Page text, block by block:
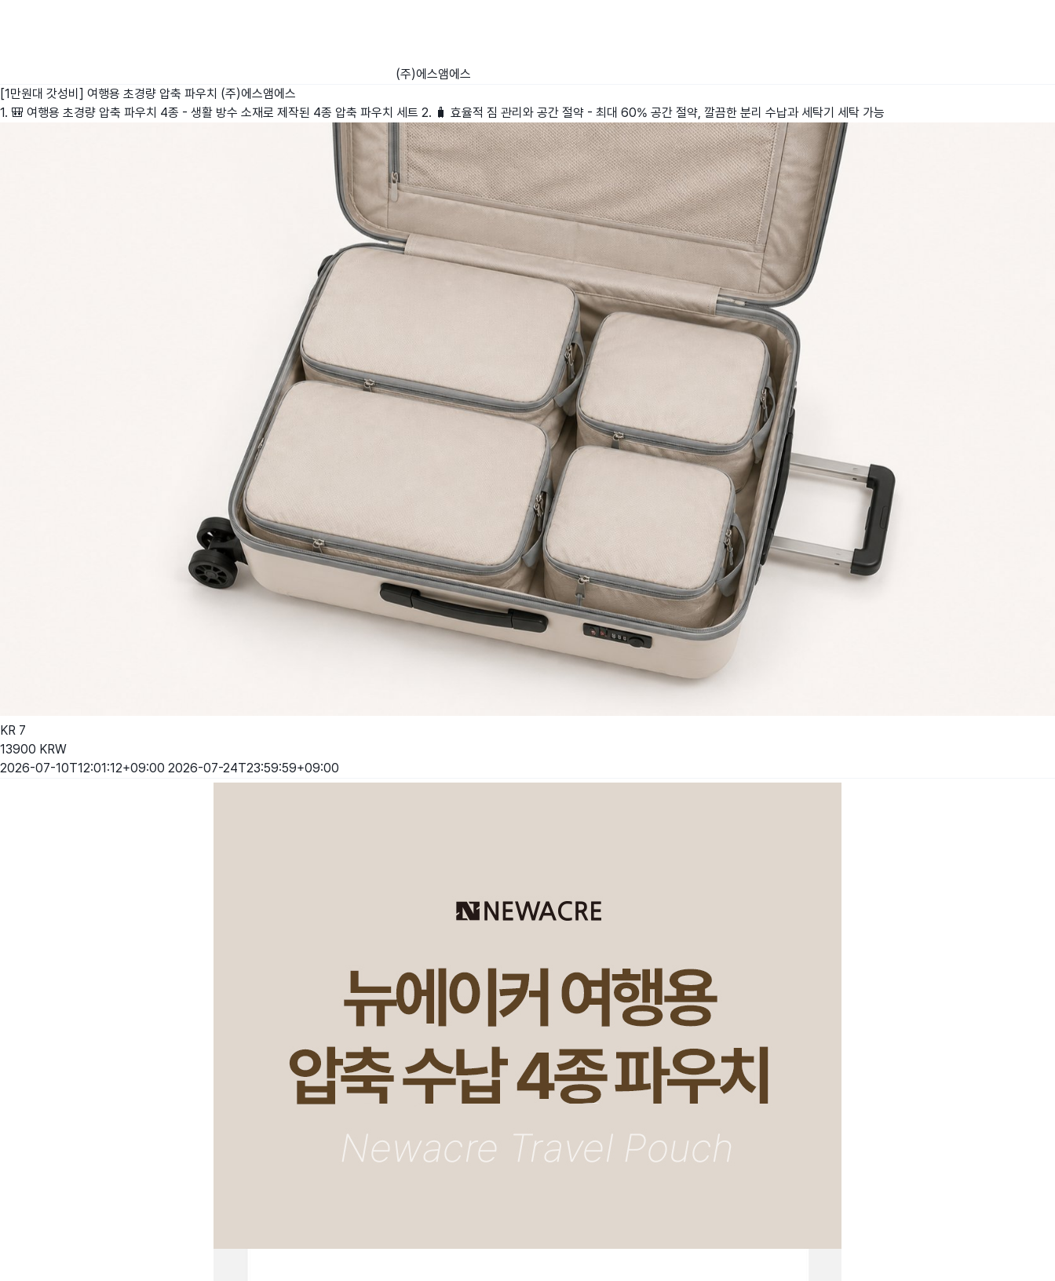
(주)에스앰에스
[1만원대 갓성비] 여행용 초경량 압축 파우치 (주)에스앰에스
1. 🎒 여행용 초경량 압축 파우치 4종 - 생활 방수 소재로 제작된 4종 압축 파우치 세트 2. 🧳 효율적 짐 관리와 공간 절약 - 최대 60% 공간 절약, 깔끔한 분리 수납과 세탁기 세탁 가능
KR 7
13900 KRW
2026-07-10T12:01:12+09:00 2026-07-24T23:59:59+09:00